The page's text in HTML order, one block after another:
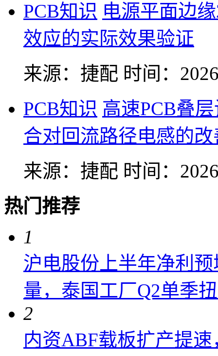
PCB知识 电源平面边
效应的实际效果验证
来源：捷配 时间：
PCB知识 高速PCB叠
合对回流路径电感的改
来源：捷配 时间：
热门推荐
1
沪电股份上半年净利
量，泰国工厂Q2单季
2
内资ABF载板扩产提